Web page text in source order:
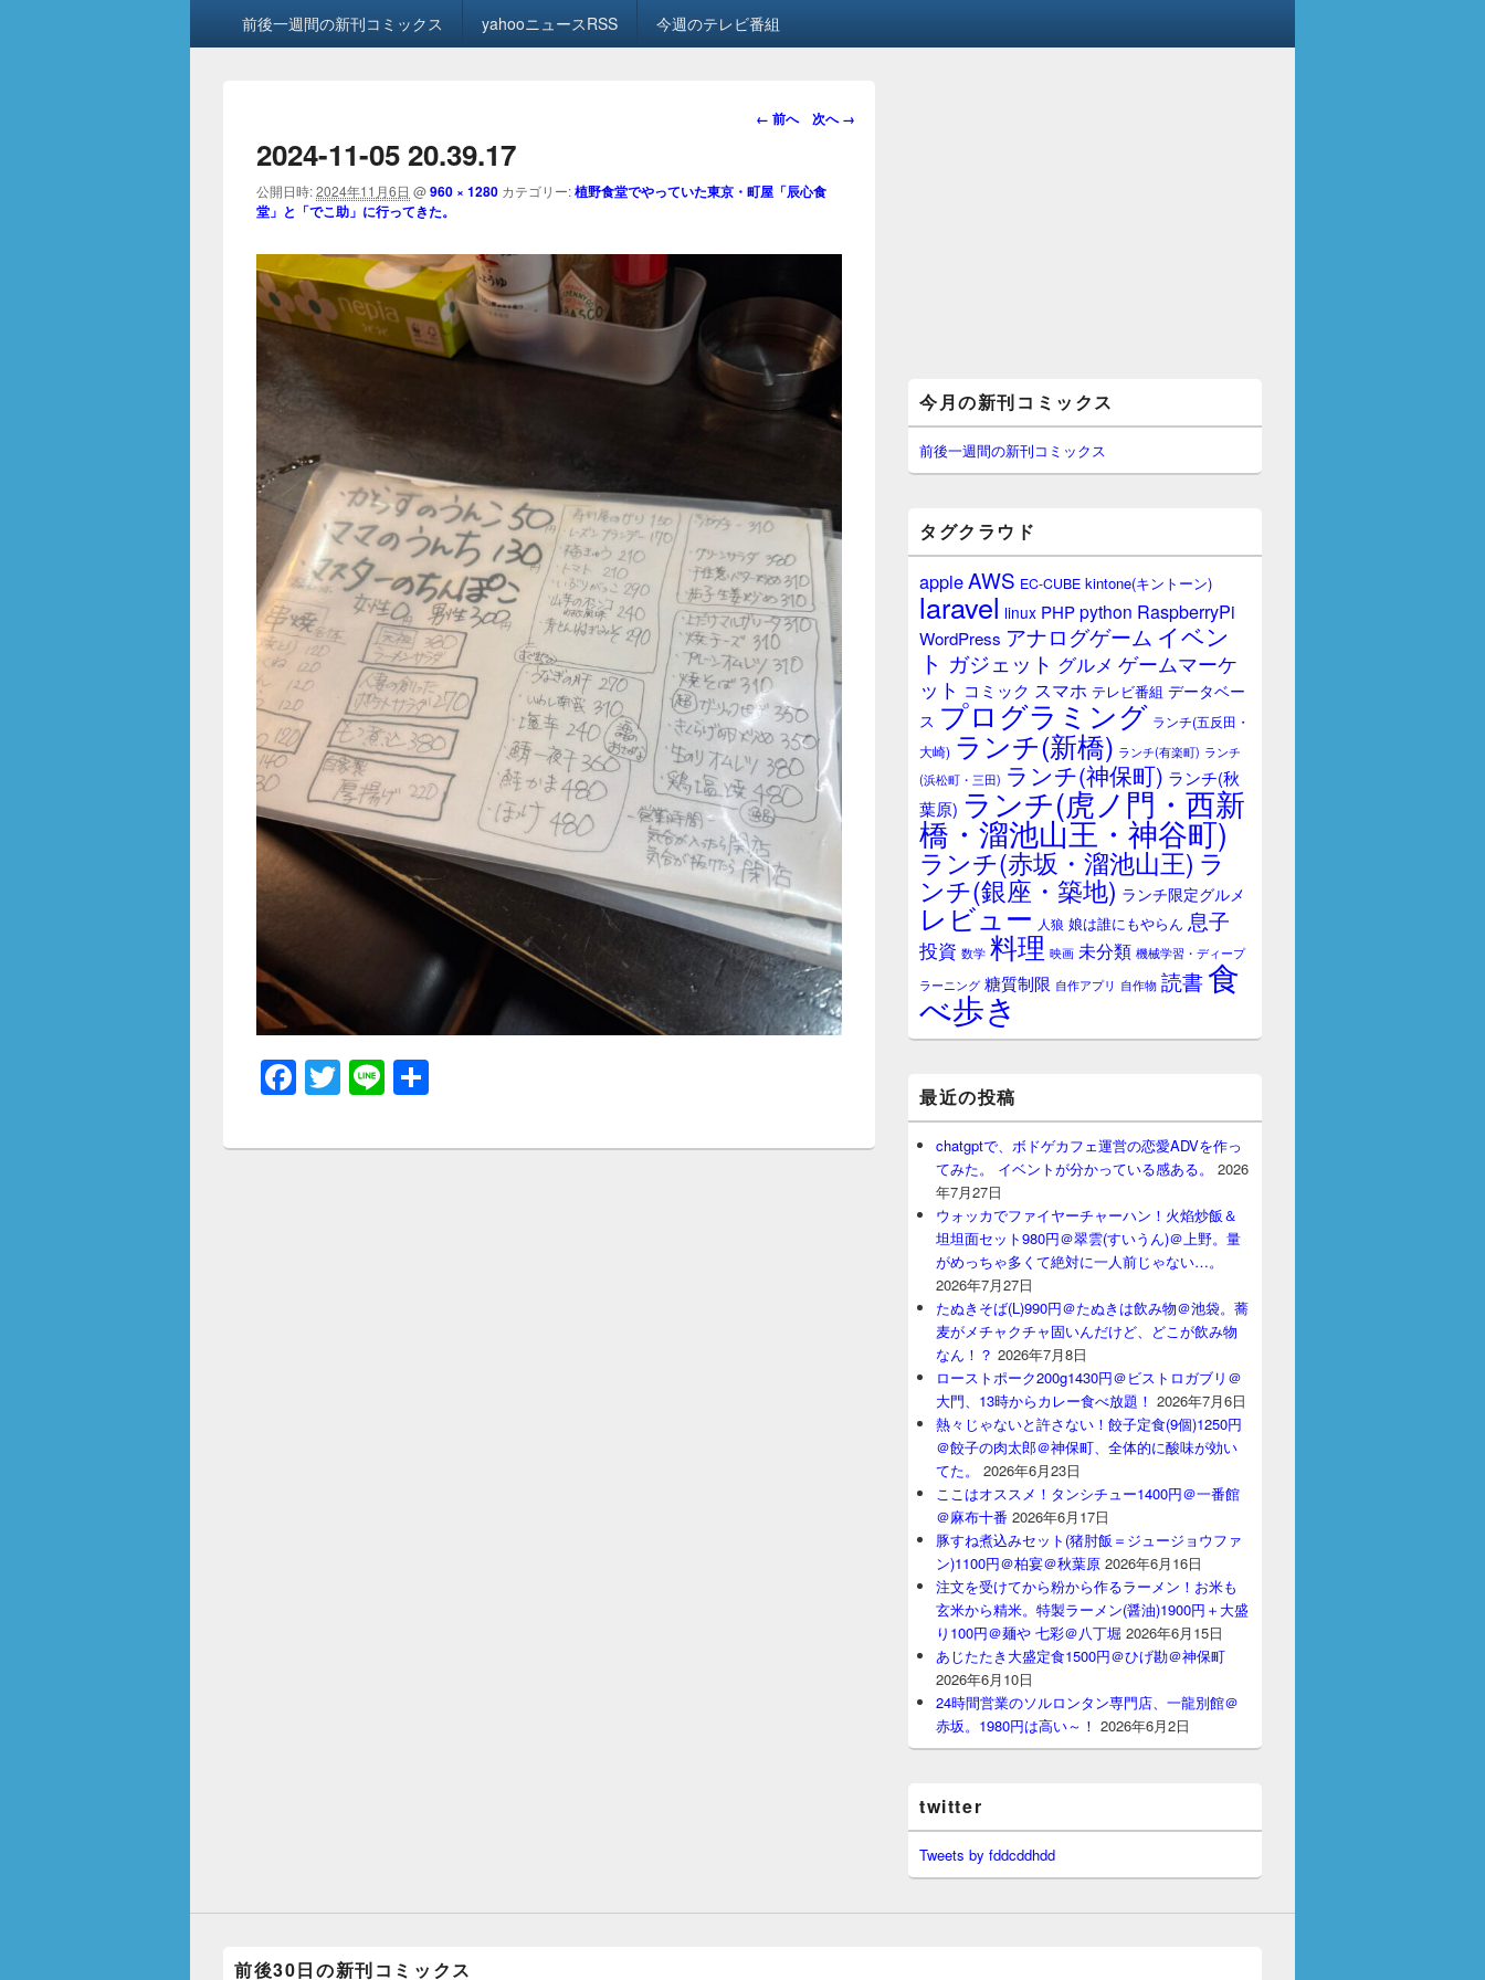
前後一週間の新刊コミックス yahooニュースRSS 今週のテレビ番組
画
ビ
シ
← 前へ 次へ →
2024-11-05 20.39.17
公開日時:2024年11月6日 @960 × 1280 カテゴリー:植野食堂でやっていた東京・町屋「辰心食
堂」と「でこ助」に行ってきた。
F
c
T
tt
Li
e
イ
ン
サ
イ
ー
ジ
ッ
ト
今月の新刊コミックス
前後一週間の新刊コミックス
タグクラウド
appleAWS EC-CUBE kintone(キントーン)
laravel linux PHPpython RaspberryPi
WordPress アナログゲーム イベン
ト ガジェット グルメ ゲームマーケ
ット コミック スマホ テレビ番組 データベー
ス プログラミング ランチ(五反田・
大崎) ランチ(新橋) ランチ(有楽町) ランチ
(浜松町・三田) ランチ(神保町) ランチ(秋
葉原) ランチ(虎ノ門・西新
橋・溜池山王・神谷町)
ランチ(赤坂・溜池山王) ラ
ンチ(銀座・築地) ランチ限定グルメ
レビュー 人狼 娘は誰にもやらん 息子
投資 数学 料理 映画 未分類 機械学習・ディープ
ラーニング 糖質制限 自作アプリ 自作物 読書食
べ歩き
最近の投稿
chatgptで、ボドゲカフェ運営の恋愛ADVを作っ
てみた。 イベントが分かっている感ある。
2026
年7月27日
ウォッカでファイヤーチャーハン！火焰炒飯＆
坦坦面セット980円＠翠雲(すいうん)＠上野。量
がめっちゃ多くて絶対に一人前じゃない…。
2026年7月27日
たぬきそば(L)990円＠たぬきは飲み物＠池袋。蕎
麦がメチャクチャ固いんだけど、どこが飲み物
なん！？ 2026年7月8日
ローストポーク200g1430円＠ビストロガブリ＠
大門、13時からカレー食べ放題！ 2026年7月6日
熱々じゃないと許さない！餃子定食(9個)1250円
＠餃子の肉太郎＠神保町、全体的に酸味が効い
てた。
2026年6月23日
ここはオススメ！タンシチュー1400円＠一番館
＠麻布十番 2026年6月17日
豚すね煮込みセット(猪肘飯＝ジュージョウファ
ン)1100円＠柏宴＠秋葉原 2026年6月16日
注文を受けてから粉から作るラーメン！お米も
玄米から精米。特製ラーメン(醤油)1900円＋大盛
り100円＠麺や 七彩＠八丁堀 2026年6月15日
あじたたき大盛定食1500円＠ひげ勘＠神保町
2026年6月10日
24時間営業のソルロンタン専門店、一龍別館＠
赤坂。1980円は高い～！ 2026年6月2日
twitter
Tweets by fddcddhdd
前後30日の新刊コミックス